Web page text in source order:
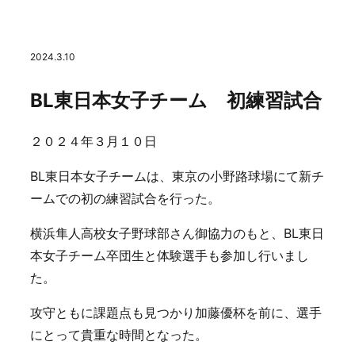
2024.3.10
BL東日本女子チーム 初練習試合
２０２４年３月１０日
BL東日本女子チームは、東京の小野路球場にて新チ
ームでの初の練習試合を行った。
横浜隼人高校女子野球部さん御協力のもと、BL東日
本女子チーム卒団生と体験選手も参加し行いまし
た。
攻守ともに課題点も見つかり加藤優杯を前に、選手
にとって貴重な時間となった。